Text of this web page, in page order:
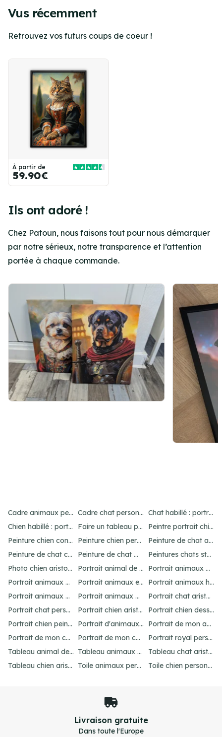
Vus récemment
Retrouvez vos futurs coups de coeur !
À partir de
59.90€
Ils ont adoré !
Chez Patoun, nous faisons tout pour nous démarquer
par notre sérieux, notre transparence et l’attention
portée à chaque commande.
Cadre animaux personnalisé : créez un portrait unique Cadre chat personnalisé : créez un portrait unique
Chat habillé : portraits amusants et uniques
Chien habillé : portraits amusants et uniques
Faire un tableau personnalisé de son chien : idées et options
Peintre portrait chien : personnalisez votre animal
Peinture chien contemporain : personnalisez votre art
Peinture chien personnalisé : créez un chef-d'œuvre unique
Peinture de chat abstrait : idées pour un portrait unique
Peinture de chat connue : inspirations célèbres
Peinture de chat moderne : idées et inspirations uniques
Peintures chats stylisés : idées originales
Photo chien aristocrate : un portrait original
Portrait animal de compagnie : votre guide personnalisé
Portrait animaux aquarelle personnalisé
Portrait animaux dessin : personnalisez votre œuvre
Portrait animaux en costume : offrez un cadeau unique
Portrait animaux humanisés : idées et inspirations uniques
Portrait animaux peinture : créez un chef-d'œuvre unique
Portrait animaux personnalisé : l'art unique
Portrait chat aristocrate : un cadeau personnalisé
Portrait chat personnalisé : idées et options uniques
Portrait chien aristocrate : un cadeau personnalisé
Portrait chien dessin : personnalisez votre œuvre
Portrait chien peinture : personnalisez votre chef-d'œuvre
Portrait d'animaux d'après photo : idées uniques et originales
Portrait de mon animal : personnalisation unique
Portrait de mon chat : idées et options originales
Portrait de mon chien : idées et options originales
Portrait royal personnalisé : offrez un tableau unique
Tableau animal de compagnie : idées créatives et amusantes
Tableau animaux habillés : personnalisez votre portrait
Tableau chat aristocrate : un cadeau raffiné
Tableau chien aristocrate : offrez un cadeau unique
Toile animaux personnalisé : créez un chef-d'œuvre unique Toile chien personnalisé : créez votre chef-d'œuvre unique
Satisfaction garantie
Retours sur le design illimités